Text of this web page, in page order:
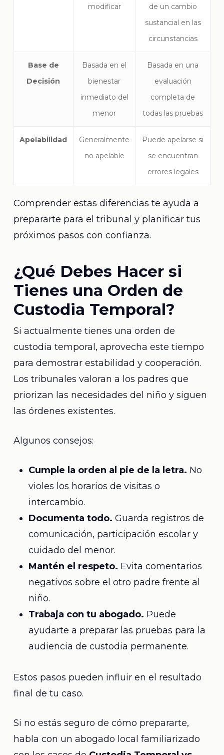
modificar
de un cambio
sustancial en las
circunstancias
Base de
Decisión
Basada en el
bienestar
inmediato del
menor
Basada en una
evaluación
completa de
todas las pruebas
Apelabilidad
Generalmente
no apelable
Puede apelarse si
se encuentran
errores legales
Comprender estas diferencias te ayuda a
prepararte para el tribunal y planificar tus
próximos pasos con confianza.
¿Qué Debes Hacer si
Tienes una Orden de
Custodia Temporal?
Si actualmente tienes una orden de
custodia temporal, aprovecha este tiempo
para demostrar estabilidad y cooperación.
Los tribunales valoran a los padres que
priorizan las necesidades del niño y siguen
las órdenes existentes.
Algunos consejos:
Cumple la orden al pie de la letra. No
violes los horarios de visitas o
intercambio.
Documenta todo. Guarda registros de
comunicación, participación escolar y
cuidado del menor.
Mantén el respeto. Evita comentarios
negativos sobre el otro padre frente al
niño.
Trabaja con tu abogado. Puede
ayudarte a preparar las pruebas para la
audiencia de custodia permanente.
Estos pasos pueden influir en el resultado
final de tu caso.
Si no estás seguro de cómo prepararte,
habla con un abogado local familiarizado